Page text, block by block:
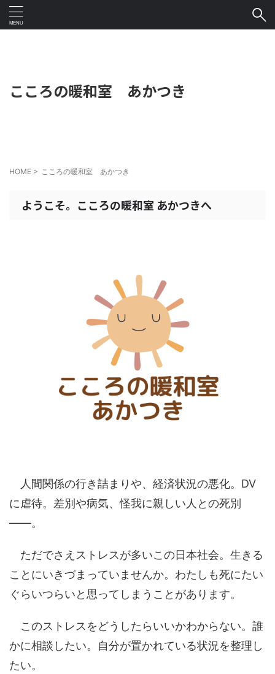
こころの暖和室 あかつき
HOME > こころの暖和室 あかつき
ようこそ。こころの暖和室 あかつきへ
人間関係の行き詰まりや、経済状況の悪化。DV
に虐待。差別や病気、怪我に親しい人との死別
――。
ただでさえストレスが多いこの日本社会。生きる
ことにいきづまっていませんか。わたしも死にたい
ぐらいつらいと思ってしまうことがあります。
このストレスをどうしたらいいかわからない。誰
かに相談したい。自分が置かれている状況を整理し
たい。